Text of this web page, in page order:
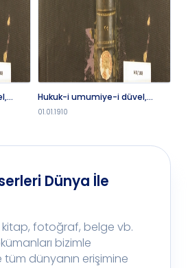
Hukuk-i umumiye-i düvel,
dördüncü kısım
01.01.1910
Dünya İle
kitap, fotoğraf, belge vb.
bizimle
dünyanın erişimine